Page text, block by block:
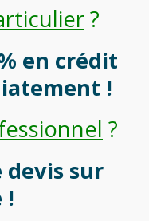
?
en crédit
!
?
devis sur
!